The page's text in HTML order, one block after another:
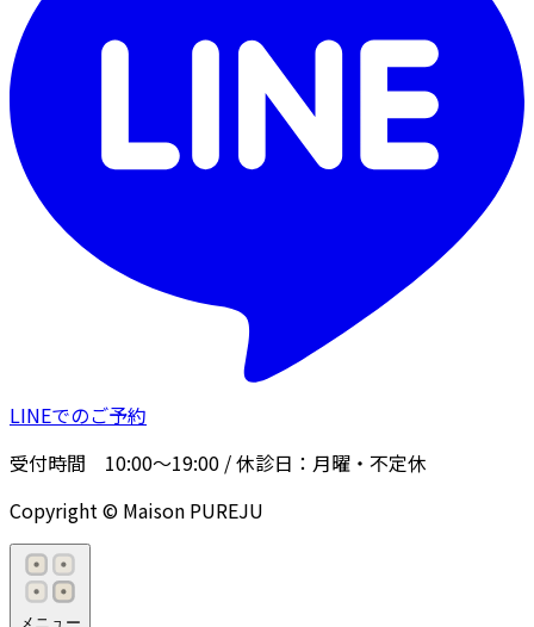
LINEでのご予約
受付時間 10:00〜19:00 / 休診日： 月曜・不定休
Copyright © Maison PUREJU
メニュー